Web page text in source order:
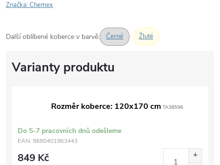
Značka:Chemex
Další oblíbené koberce v barvě: Černé Žluté
Rozměr koberce: 120x170 cm TA38596
Do 5-7 pracovních dnů odešleme
EAN: 8680401963443
849 Kč